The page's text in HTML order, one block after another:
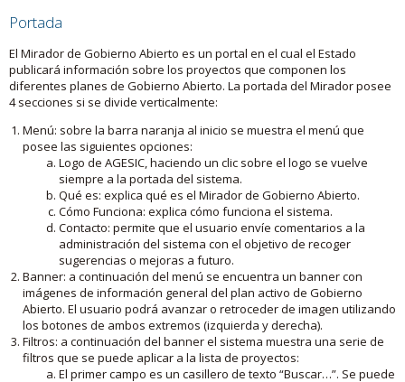
Portada
El Mirador de Gobierno Abierto es un portal en el cual el Estado
publicará información sobre los proyectos que componen los
diferentes planes de Gobierno Abierto. La portada del Mirador posee
4 secciones si se divide verticalmente:
Menú: sobre la barra naranja al inicio se muestra el menú que
posee las siguientes opciones:
Logo de AGESIC, haciendo un clic sobre el logo se vuelve
siempre a la portada del sistema.
Qué es: explica qué es el Mirador de Gobierno Abierto.
Cómo Funciona: explica cómo funciona el sistema.
Contacto: permite que el usuario envíe comentarios a la
administración del sistema con el objetivo de recoger
sugerencias o mejoras a futuro.
Banner: a continuación del menú se encuentra un banner con
imágenes de información general del plan activo de Gobierno
Abierto. El usuario podrá avanzar o retroceder de imagen utilizando
los botones de ambos extremos (izquierda y derecha).
Filtros: a continuación del banner el sistema muestra una serie de
filtros que se puede aplicar a la lista de proyectos:
El primer campo es un casillero de texto “Buscar…”. Se puede